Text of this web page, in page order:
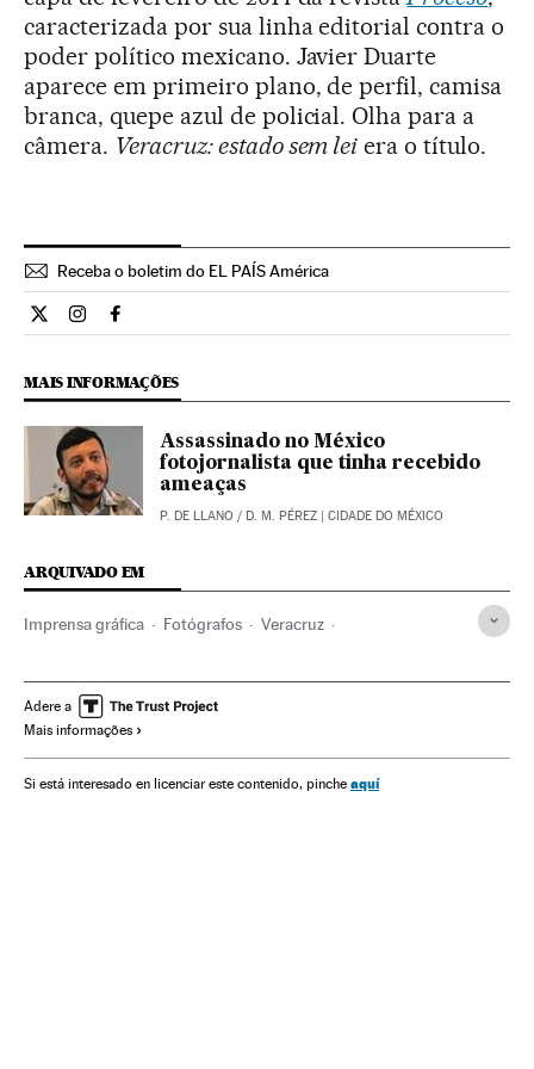
caracterizada por sua linha editorial contra o
poder político mexicano. Javier Duarte
aparece em primeiro plano, de perfil, camisa
branca, quepe azul de policial. Olha para a
câmera. Veracruz: estado sem lei era o título.
Receba o boletim do EL PAÍS América
Internacional El País Brasil en Twitter
Internacional El País Brasil en Instagram
Internacional El País Brasil en Facebook
MAIS INFORMAÇÕES
Assassinado no México
fotojornalista que tinha recebido
ameaças
P. DE LLANO / D. M. PÉREZ | CIDADE DO MÉXICO
ARQUIVADO EM
Imprensa gráfica Fotógrafos Veracruz
Jornalismo Imprensa Acontecimentos
Meios comunicação
Sociedade Fotografia Artes plásticas Arte
Adere a
Mais informações
Si está interesado en licenciar este contenido, pinche aquí